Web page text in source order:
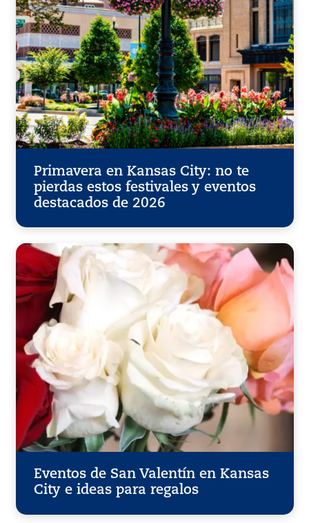
Primavera en Kansas City: no te
pierdas estos festivales y eventos
destacados de 2026
Eventos de San Valentín en Kansas
City e ideas para regalos